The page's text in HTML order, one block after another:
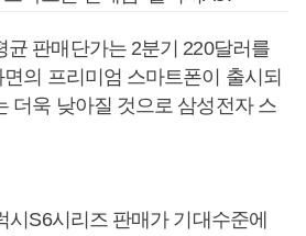
균 판매단가는 2분기 220달러를
의 프리미엄 스마트폰이 출시되
더욱 낮아질 것으로 삼성전자 스
시S6시리즈 판매가 기대수준에